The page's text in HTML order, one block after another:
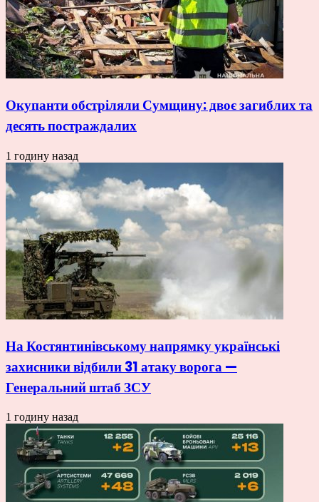
Окупанти обстріляли Сумщину: двоє загиблих та
десять постраждалих
1 годину назад
На Костянтинівському напрямку українські
захисники відбили 31 атаку ворога —
Генеральний штаб ЗСУ
1 годину назад